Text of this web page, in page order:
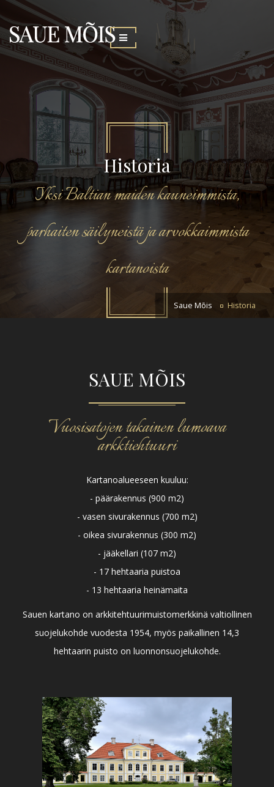
Historia
Yksi Baltian maiden kauneimmista,
parhaiten säilyneistä ja arvokkaimmista
kartanoista
Saue Mõis Historia
SAUE MÕIS
Vuosisatojen takainen lumoava
arkktiehtuuri
Kartanoalueeseen kuuluu:
- päärakennus (900 m2)
- vasen sivurakennus (700 m2)
- oikea sivurakennus (300 m2)
- jääkellari (107 m2)
- 17 hehtaaria puistoa
- 13 hehtaaria heinämaita
Sauen kartano on arkkitehtuurimuistomerkkinä valtiollinen
suojelukohde vuodesta 1954, myös paikallinen 14,3
hehtaarin puisto on luonnonsuojelukohde.